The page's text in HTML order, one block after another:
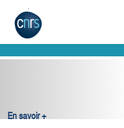
En savoir +